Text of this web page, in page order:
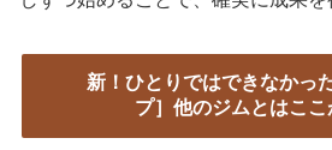
新！ひとりではできなかっ
プ］他のジムとはここ